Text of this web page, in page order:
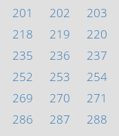
201 202 203
218 219 220
235 236 237
252 253 254
269 270 271
286 287 288